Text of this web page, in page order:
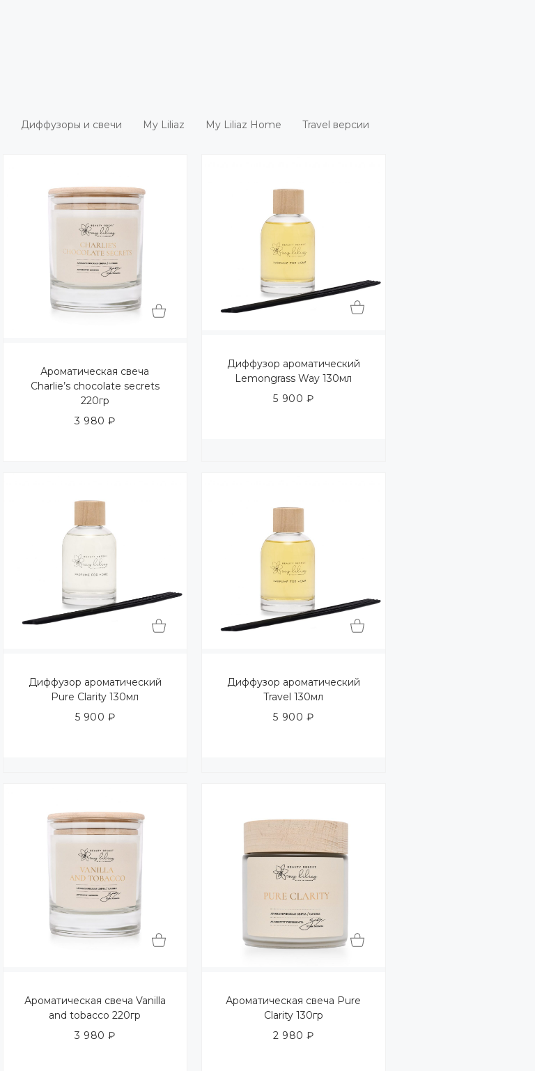
Диффузоры и свечи My Liliaz My Liliaz Home Travel версии
Ароматическая свеча
Charlie’s chocolate secrets
220гр
3 980₽
Диффузор ароматический
Lemongrass Way 130мл
5 900 ₽
Диффузор ароматический
Pure Clarity 130мл
5 900 ₽
Диффузор ароматический
Travel 130мл
5 900 ₽
Ароматическая свеча Vanilla
and tobacco 220гр
3 980₽
Ароматическая свеча Pure
Clarity 130гр
2 980₽